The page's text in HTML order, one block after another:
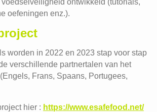
ontwikkeld (tutorials,
oefeningen enz.).
worden in 2022 en 2023 stap voor stap
verschillende partnertalen van het
Frans, Spaans, Portugees,
hier : https://www.esafefood.net/